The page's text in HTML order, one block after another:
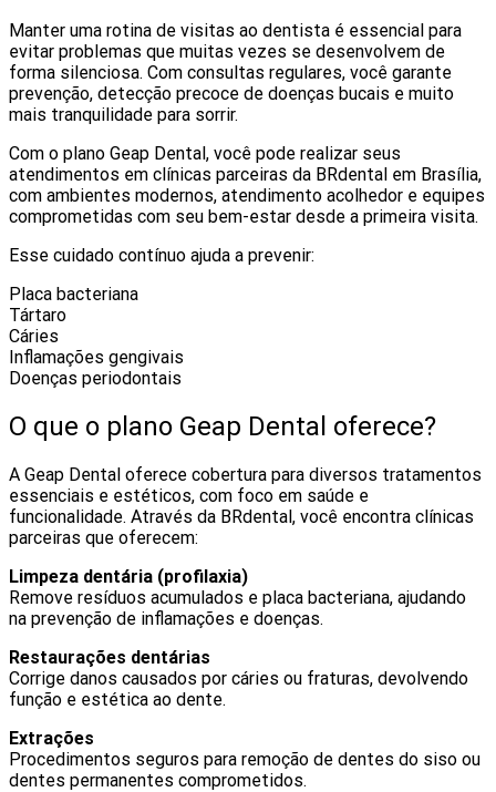
Manter uma rotina de visitas ao dentista é essencial para
evitar problemas que muitas vezes se desenvolvem de
forma silenciosa. Com consultas regulares, você garante
prevenção, detecção precoce de doenças bucais e muito
mais tranquilidade para sorrir.
Com o plano Geap Dental, você pode realizar seus
atendimentos em clínicas parceiras da BRdental em Brasília,
com ambientes modernos, atendimento acolhedor e equipes
comprometidas com seu bem-estar desde a primeira visita.
Esse cuidado contínuo ajuda a prevenir:
Placa bacteriana
Tártaro
Cáries
Inflamações gengivais
Doenças periodontais
O que o plano Geap Dental oferece?
A Geap Dental oferece cobertura para diversos tratamentos
essenciais e estéticos, com foco em saúde e
funcionalidade. Através da BRdental, você encontra clínicas
parceiras que oferecem:
Limpeza dentária (profilaxia)
Remove resíduos acumulados e placa bacteriana, ajudando
na prevenção de inflamações e doenças.
Restaurações dentárias
Corrige danos causados por cáries ou fraturas, devolvendo
função e estética ao dente.
Extrações
Procedimentos seguros para remoção de dentes do siso ou
dentes permanentes comprometidos.